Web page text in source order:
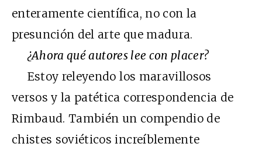
enteramente científica, no con la
presunción del arte que madura.
¿Ahora qué autores lee con placer?
Estoy releyendo los maravillosos
versos y la patética correspondencia de
Rimbaud. También un compendio de
chistes soviéticos increíblemente